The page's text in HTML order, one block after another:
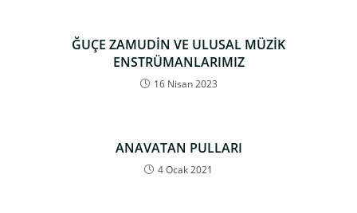
ĞUÇE ZAMUDİN VE ULUSAL MÜZİK
ENSTRÜMANLARIMIZ
16 Nisan 2023
ANAVATAN PULLARI
4 Ocak 2021